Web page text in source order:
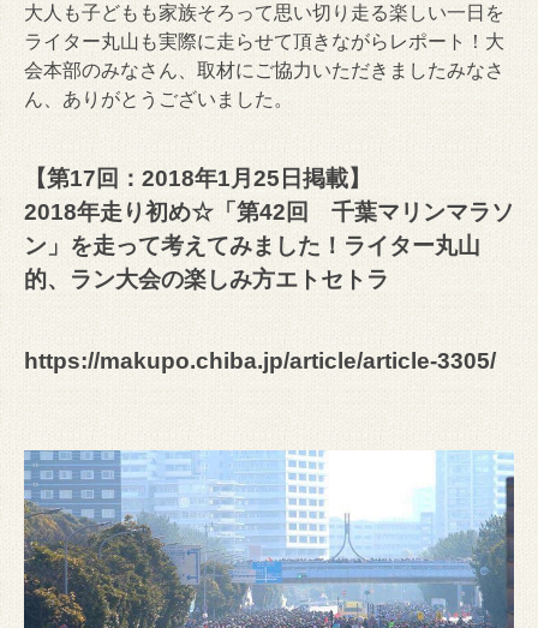
大人も子どもも家族そろって思い切り走る楽しい一日を
ライター丸山も実際に走らせて頂きながらレポート！大
会本部のみなさん、取材にご協力いただきましたみなさ
ん、ありがとうございました。
【第17回：2018年1月25日掲載】
2018年走り初め☆「第42回 千葉マリンマラソ
ン」を走って考えてみました！ライター丸山
的、ラン大会の楽しみ方エトセトラ
https://makupo.chiba.jp/article/article-3305/